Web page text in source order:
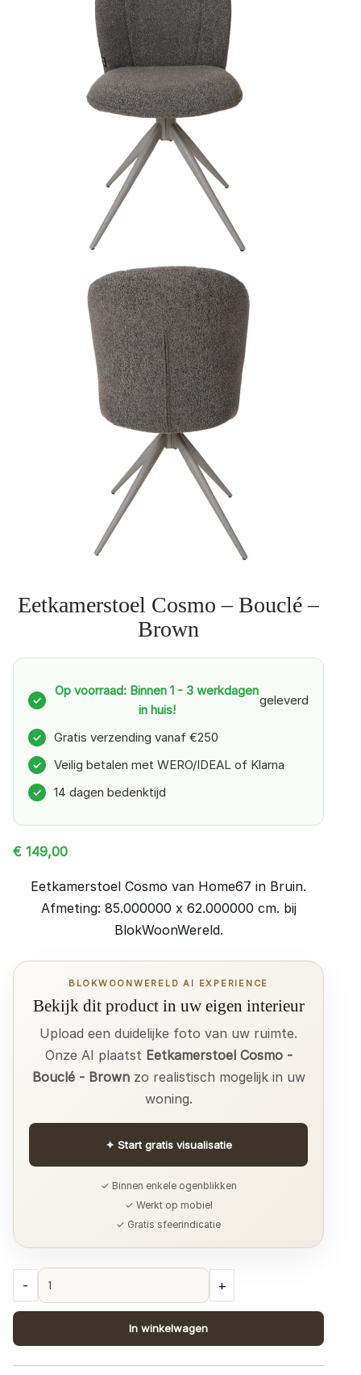
Eetkamerstoel Cosmo – Bouclé –
Brown
✓
Op voorraad: Binnen 1 - 3 werkdagen
in huis!
geleverd
✓ Gratis verzending vanaf €250
✓ Veilig betalen met WERO/IDEAL of Klarna
✓ 14 dagen bedenktijd
€ 149,00
Eetkamerstoel Cosmo van Home67 in Bruin.
Afmeting: 85.000000 x 62.000000 cm. bij
BlokWoonWereld.
BLOKWOONWERELD AI EXPERIENCE
Bekijk dit product in uw eigen interieur
Upload een duidelijke foto van uw ruimte.
Onze AI plaatst Eetkamerstoel Cosmo -
Bouclé - Brownzo realistisch mogelijk in uw
woning.
✦ Start gratis visualisatie
✓ Binnen enkele ogenblikken
✓ Werkt op mobiel
✓ Gratis sfeerindicatie
Eetkamerstoel
Bouclé
- +
In winkelwagen